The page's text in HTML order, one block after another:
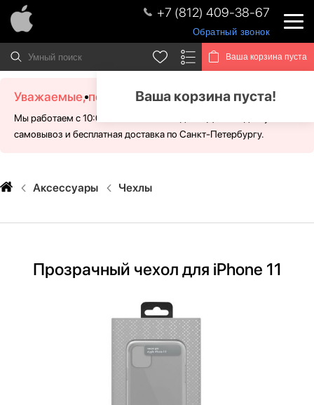
+7 (812) 409-38-67
Обратный звонок
Ваша корзина пуста
Ваша корзина пуста!
Уважаемые, посетители!
Мы работаем с 10:00 - 21:00 без выходных. Для Вас доступен
самовывоз и бесплатная доставка по Санкт-Петербургу.
Аксессуары Чехлы
Прозрачный чехол для iPhone 11